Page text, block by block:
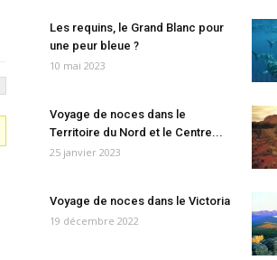
Les requins, le Grand Blanc pour
une peur bleue ?
10 mai 2023
Voyage de noces dans le
Territoire du Nord et le Centre...
25 janvier 2023
Voyage de noces dans le Victoria
19 décembre 2022